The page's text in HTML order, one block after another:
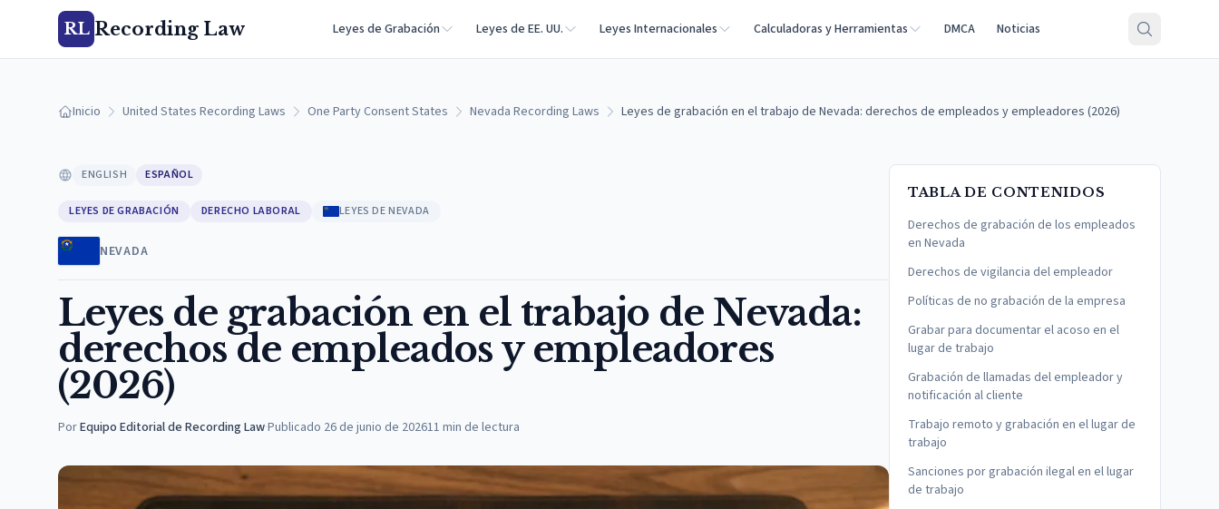
RL Recording Law Leyes de Grabación Leyes de EE. UU. Leyes Internacionales Calculadoras y Herramientas DMCA Noticias
Inicio United States Recording Laws One Party Consent States Nevada Recording Laws Leyes de grabación en el trabajo de Nevada: derechos de empleados y empleadores (2026)
ENGLISH ESPAÑOL
LEYES DE GRABACIÓN DERECHO LABORAL LEYES DE NEVADA
NEVADA
Leyes de grabación en el trabajo de Nevada:
derechos de empleados y empleadores
(2026)
PorEquipo Editorial de Recording Law·Publicado 26 de junio de 202611 min de lectura
TABLA DE CONTENIDOS
Derechos de grabación de los empleados
en Nevada
Derechos de vigilancia del empleador
Políticas de no grabación de la empresa
Grabar para documentar el acoso en el
lugar de trabajo
Grabación de llamadas del empleador y
notificación al cliente
Trabajo remoto y grabación en el lugar de
trabajo
Sanciones por grabación ilegal en el lugar
de trabajo